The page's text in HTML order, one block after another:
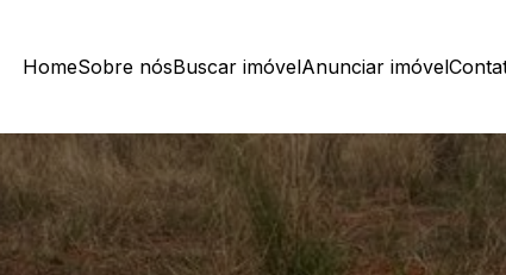
HomeSobre nósBuscar imóvelAnunciar imóvel